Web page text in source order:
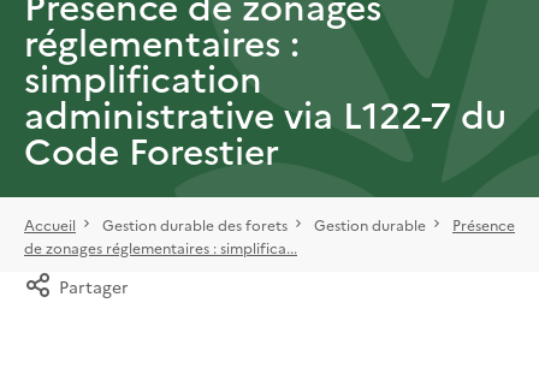
réglementaires :
simplification
administrative via L122-7 du
Code Forestier
Accueil Gestion durable des forets Gestion durable
Présence
de zonages réglementaires : simplifica...
Partager